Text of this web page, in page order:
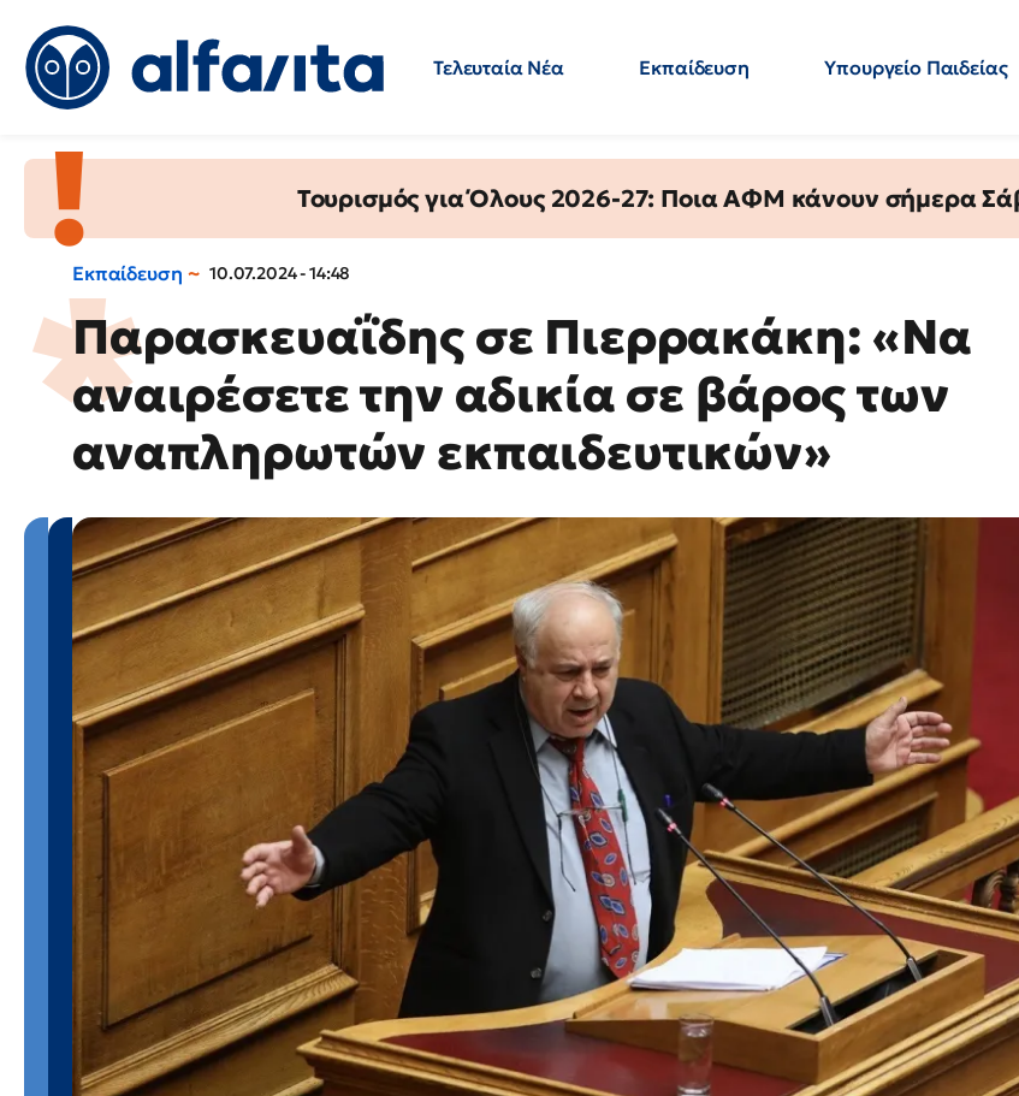
Τελευταία Νέα Εκπαίδευση Υπουργείο Παιδείας
Τουρισμός για Όλους 2026-27: Ποια ΑΦΜ κάνουν σήμερα
Εκπαίδευση 10.07.2024 - 14:48
Παρασκευαΐδης σε Πιερρακάκη: «Να
αναιρέσετε την αδικία σε βάρος των
αναπληρωτών εκπαιδευτικών»